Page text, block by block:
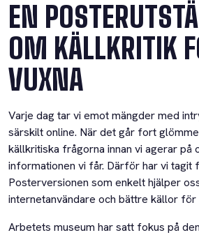
EN
OM KÄLLKRITIK
VUXNA
Varje dag tar vi emot mängder med
särskilt online. När det går fort
källkritiska frågorna innan vi agerar på
informationen vi får. Därför har vi tagit
Posterversionen som enkelt hjälper
internetanvändare och bättre källor för
Arbetets museum har satt fokus på